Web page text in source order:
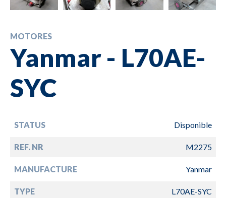
MOTORES
Yanmar - L70AE-
SYC
STATUS Disponible
REF. NR M2275
MANUFACTURE Yanmar
TYPE L70AE-SYC